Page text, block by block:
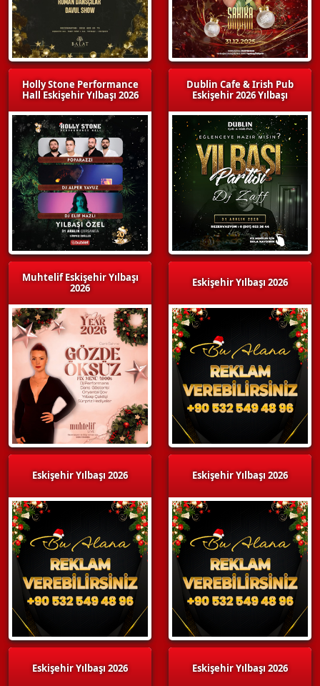
Holly Stone Performance
Hall Eskişehir Yılbaşı 2026
Muhtelif Eskişehir Yılbaşı
2026
Eskişehir Yılbaşı 2026
Eskişehir Yılbaşı 2026
Dublin Cafe & Irish Pub
Eskişehir 2026 Yılbaşı
Eskişehir Yılbaşı 2026
Eskişehir Yılbaşı 2026
Eskişehir Yılbaşı 2026